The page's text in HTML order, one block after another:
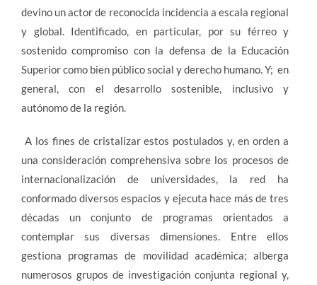
devino un actor de reconocida incidencia a escala regional
y global. Identificado, en particular, por su férreo y
sostenido compromiso con la defensa de la Educación
Superior como bien público social y derecho humano. Y; en
general, con el desarrollo sostenible, inclusivo y
autónomo de la región.
A los fines de cristalizar estos postulados y, en orden a
una consideración comprehensiva sobre los procesos de
internacionalización de universidades, la red ha
conformado diversos espacios y ejecuta hace más de tres
décadas un conjunto de programas orientados a
contemplar sus diversas dimensiones. Entre ellos
gestiona programas de movilidad académica; alberga
numerosos grupos de investigación conjunta regional y,